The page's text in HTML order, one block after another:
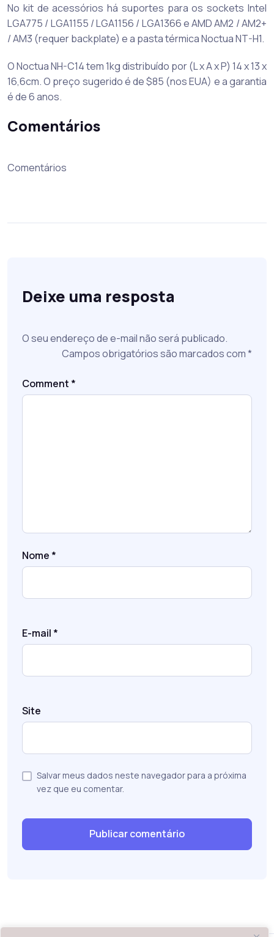
No kit de acessórios há suportes para os sockets Intel
LGA775 / LGA1155 / LGA1156 / LGA1366 e AMD AM2 / AM2+
/ AM3 (requer backplate) e a pasta térmica Noctua NT-H1.
O Noctua NH-C14 tem 1kg distribuído por (L x A x P) 14 x 13 x
16,6cm. O preço sugerido é de $85 (nos EUA) e a garantia
é de 6 anos.
Comentários
Comentários
Deixe uma resposta
O seu endereço de e-mail não será publicado.
Campos obrigatórios são marcados com*
Comment *
Nome *
E-mail *
Site
Salvar meus dados neste navegador para a próxima
vez que eu comentar.